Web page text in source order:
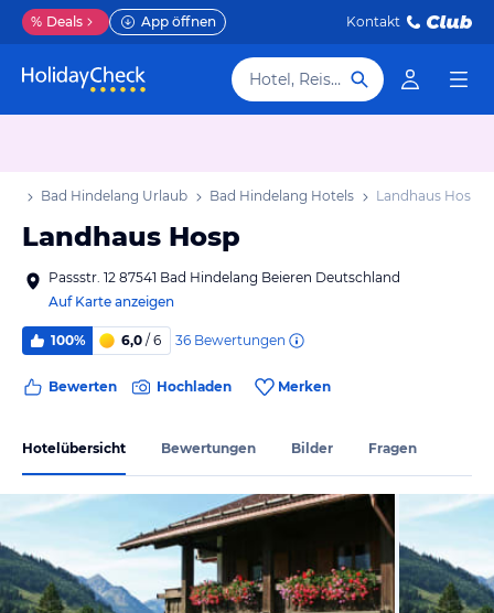
% Deals App öffnen Kontakt
Hotel, Reiseziel
Bad Hindelang Urlaub Bad Hindelang Hotels Landhaus Hosp
Landhaus Hosp
Passstr. 12 87541 Bad Hindelang Beieren Deutschland
Auf Karte anzeigen
100% 6,0 / 6 36 Bewertungen
Bewerten Hochladen Merken
Hotelübersicht Bewertungen Bilder Fragen